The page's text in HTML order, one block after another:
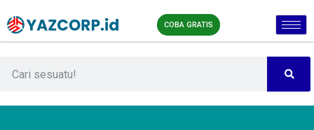
COBA GRATIS